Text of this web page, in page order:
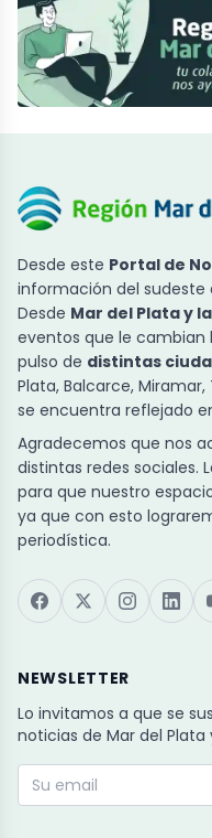
Desde este Portal de
información del sudeste
Desde Mar del Plata y
eventos que le cambian
pulso de distintas
Plata, Balcarce,
se encuentra reflejado
Agradecemos que nos
distintas redes sociales.
para que nuestro
ya que con esto
periodística.
NEWSLETTER
Lo invitamos a que se
noticias de Mar del Plata